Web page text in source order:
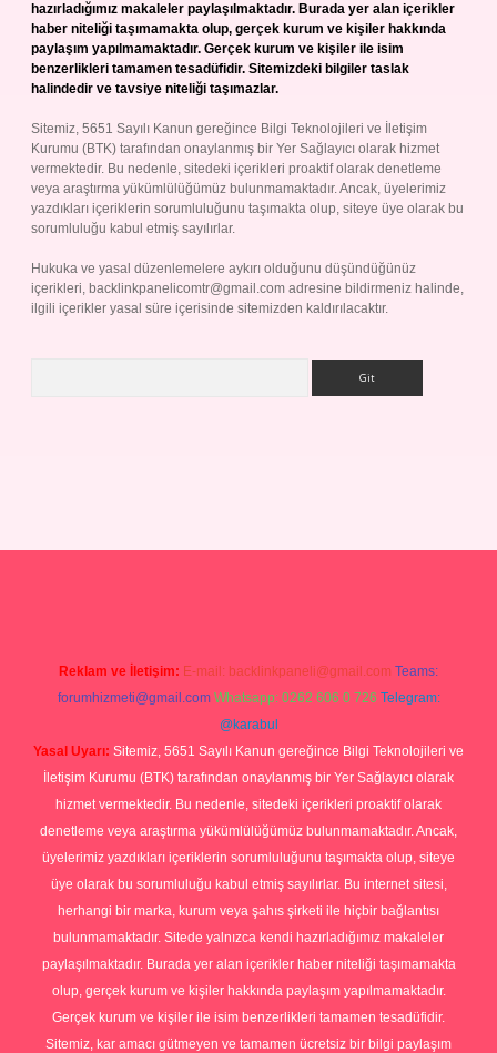
hazırladığımız makaleler paylaşılmaktadır. Burada yer alan içerikler
haber niteliği taşımamakta olup, gerçek kurum ve kişiler hakkında
paylaşım yapılmamaktadır. Gerçek kurum ve kişiler ile isim
benzerlikleri tamamen tesadüfidir. Sitemizdeki bilgiler taslak
halindedir ve tavsiye niteliği taşımazlar.
Sitemiz, 5651 Sayılı Kanun gereğince Bilgi Teknolojileri ve İletişim
Kurumu (BTK) tarafından onaylanmış bir Yer Sağlayıcı olarak hizmet
vermektedir. Bu nedenle, sitedeki içerikleri proaktif olarak denetleme
veya araştırma yükümlülüğümüz bulunmamaktadır. Ancak, üyelerimiz
yazdıkları içeriklerin sorumluluğunu taşımakta olup, siteye üye olarak bu
sorumluluğu kabul etmiş sayılırlar.
Hukuka ve yasal düzenlemelere aykırı olduğunu düşündüğünüz
içerikleri, backlinkpanelicomtr@gmail.com adresine bildirmeniz halinde,
ilgili içerikler yasal süre içerisinde sitemizden kaldırılacaktır.
Reklam ve İletişim: E-mail: backlinkpaneli@gmail.com Teams:
forumhizmeti@gmail.com Whatsapp: 0262 606 0 726 Telegram:
@karabul
Yasal Uyarı: Sitemiz, 5651 Sayılı Kanun gereğince Bilgi Teknolojileri ve
İletişim Kurumu (BTK) tarafından onaylanmış bir Yer Sağlayıcı olarak
hizmet vermektedir. Bu nedenle, sitedeki içerikleri proaktif olarak
denetleme veya araştırma yükümlülüğümüz bulunmamaktadır. Ancak,
üyelerimiz yazdıkları içeriklerin sorumluluğunu taşımakta olup, siteye
üye olarak bu sorumluluğu kabul etmiş sayılırlar. Bu internet sitesi,
herhangi bir marka, kurum veya şahıs şirketi ile hiçbir bağlantısı
bulunmamaktadır. Sitede yalnızca kendi hazırladığımız makaleler
paylaşılmaktadır. Burada yer alan içerikler haber niteliği taşımamakta
olup, gerçek kurum ve kişiler hakkında paylaşım yapılmamaktadır.
Gerçek kurum ve kişiler ile isim benzerlikleri tamamen tesadüfidir.
Sitemiz, kar amacı gütmeyen ve tamamen ücretsiz bir bilgi paylaşım